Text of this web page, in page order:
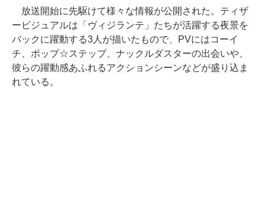
放送開始に先駆けて様々な情報が公開された。ティザ
ービジュアルは「ヴィジランテ」たちが活躍する夜景を
バックに躍動する3人が描いたもので、PVにはコーイ
チ、ポップ☆ステップ、ナックルダスターの出会いや、
彼らの躍動感あふれるアクションシーンなどが盛り込ま
れている。